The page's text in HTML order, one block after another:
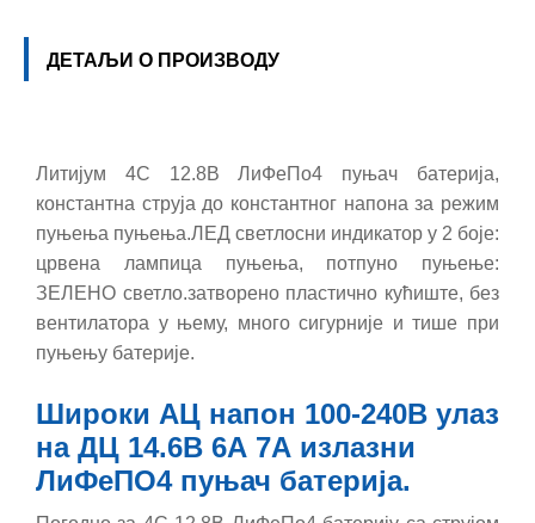
ДЕТАЉИ О ПРОИЗВОДУ
Литијум 4С 12.8В ЛиФеПо4 пуњач батерија,
константна струја до константног напона за режим
пуњења пуњења.ЛЕД светлосни индикатор у 2 боје:
црвена лампица пуњења, потпуно пуњење:
ЗЕЛЕНО светло.затворено пластично кућиште, без
вентилатора у њему, много сигурније и тише при
пуњењу батерије.
Широки АЦ напон 100-240В улаз
на ДЦ 14.6В 6А 7А излазни
ЛиФеПО4 пуњач батерија.